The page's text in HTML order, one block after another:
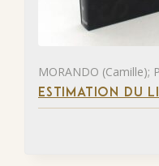
MORANDO (Camille);
ESTIMATION DU